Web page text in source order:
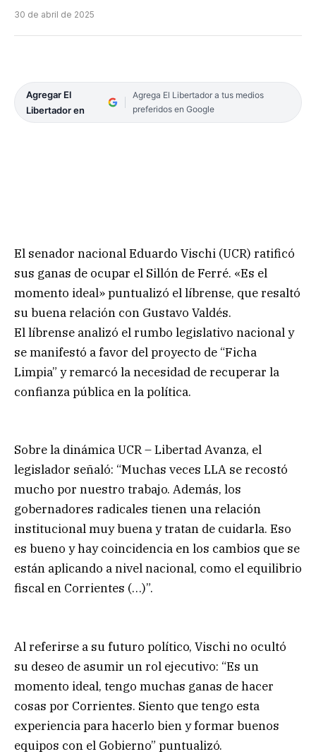
30 de abril de 2025
Agregar El
Libertador en
Agrega El Libertador a tus medios
preferidos en Google
El senador nacional Eduardo Vischi (UCR) ratificó
sus ganas de ocupar el Sillón de Ferré. «Es el
momento ideal» puntualizó el líbrense, que resaltó
su buena relación con Gustavo Valdés.
El líbrense analizó el rumbo legislativo nacional y
se manifestó a favor del proyecto de “Ficha
Limpia” y remarcó la necesidad de recuperar la
confianza pública en la política.
Sobre la dinámica UCR – Libertad Avanza, el
legislador señaló: “Muchas veces LLA se recostó
mucho por nuestro trabajo. Además, los
gobernadores radicales tienen una relación
institucional muy buena y tratan de cuidarla. Eso
es bueno y hay coincidencia en los cambios que se
están aplicando a nivel nacional, como el equilibrio
fiscal en Corrientes (…)”.
Al referirse a su futuro político, Vischi no ocultó
su deseo de asumir un rol ejecutivo: “Es un
momento ideal, tengo muchas ganas de hacer
cosas por Corrientes. Siento que tengo esta
experiencia para hacerlo bien y formar buenos
equipos con el Gobierno” puntualizó.